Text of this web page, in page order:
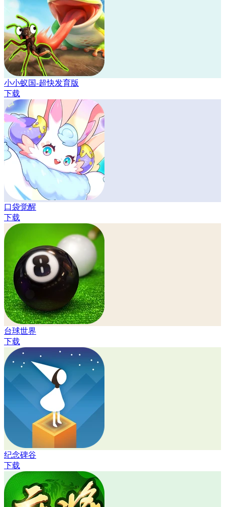
小小蚁国-超快发育版
下载
口袋觉醒
下载
台球世界
下载
纪念碑谷
下载